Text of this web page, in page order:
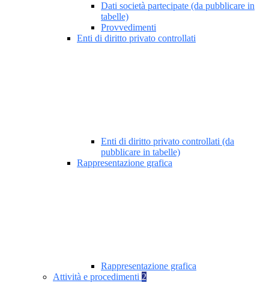
Dati società partecipate (da pubblicare in
tabelle)
Provvedimenti
Enti di diritto privato controllati
Enti di diritto privato controllati (da
pubblicare in tabelle)
Rappresentazione grafica
Rappresentazione grafica
Attività e procedimenti 2